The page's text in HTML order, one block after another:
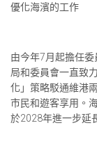
優化海濱的工作
由今年7月起擔任
局和委員會一直致
化」策略駁通維港
市民和遊客享用。
於2028年進一步延